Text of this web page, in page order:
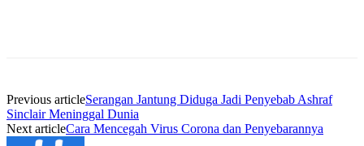
Previous articleSerangan Jantung Diduga Jadi Penyebab Ashraf
Sinclair Meninggal Dunia
Next articleCara Mencegah Virus Corona dan Penyebarannya